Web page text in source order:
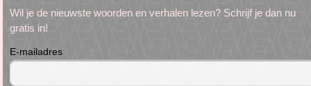
Wil je de nieuwste woorden en verhalen lezen? Schrijf je dan nu
gratis in!
E-mailadres